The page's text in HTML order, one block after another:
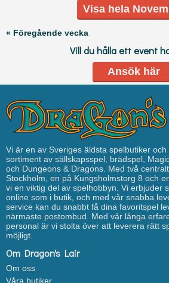
Visa hela
« Föregående vecka
Vill du hålla ett event
Ansök här
Vi är en av Sveriges äldsta spelbutiker
sortiment av sällskapsspel, brädspel,
och Dungeons & Dragons. Med två
Stockholm, en på Kungsholmstorg 8 och
vi en viktig del av spelhobbyn. Vi erbjuder
online som i butik, och med vår snabba
service kan du snabbt få dina favoritspel
närmaste postombud. Med vår långa
personal är vi stolta över att leverera rätt
möjligt.
Om Dragon's Lair
Om oss
Våra butiker